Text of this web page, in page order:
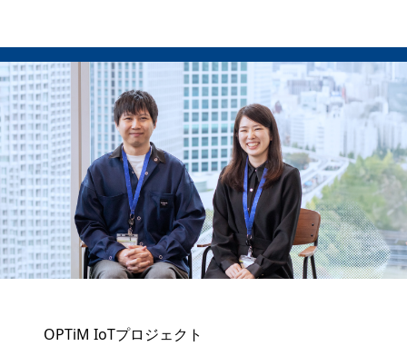
OPTiM IoTプロジェクト